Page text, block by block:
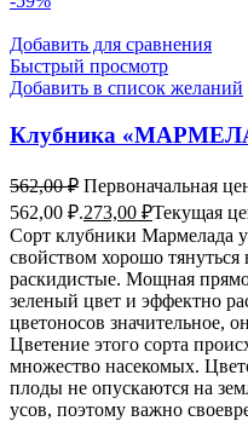
Добавить для сравнения
Быстрый просмотр
Добавить в список желаний
Клубника
562,00₽ Первоначальная
562,00 ₽.273,00 ₽Текущая
Сорт клубники Мармелада
свойством хорошо
раскидистые. Мощная
зеленый цвет и эффектно
цветоносов значительное,
Цветение этого сорта
множество насекомых.
плоды не опускаются на
усов, поэтому важно